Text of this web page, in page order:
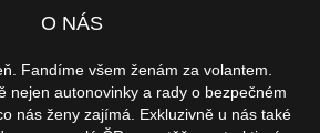
O NÁS
Fandíme všem ženám za volantem.
nejen autonovinky a rady o bezpečném
nás ženy zajímá. Exkluzivně u nás také